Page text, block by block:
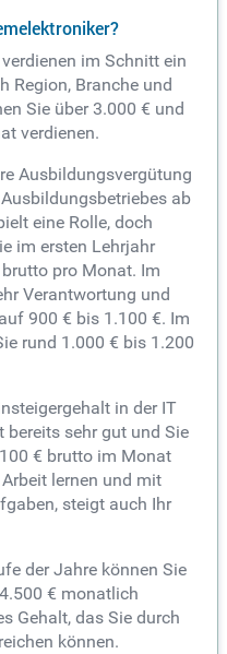
im Schnitt ein
Region, Branche und
Sie über 3.000 € und
verdienen.
Ausbildungsvergütung
ab
eine Rolle, doch
im ersten Lehrjahr
pro Monat. Im
Verantwortung und
900 € bis 1.100 €. Im
rund 1.000 € bis 1.200
in der IT
bereits sehr gut und Sie
€ brutto im Monat
lernen und mit
steigt auch Ihr
der Jahre können Sie
€ monatlich
Gehalt, das Sie durch
können.